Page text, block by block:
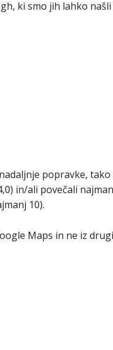
ki smo jih lahko našli
popravke, tako
in/ali povečali
10).
Maps in ne iz